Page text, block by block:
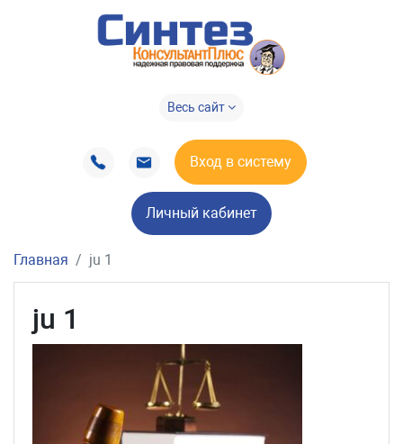
Весь сайт
Вход в систему
Личный кабинет
Главная ju 1
ju 1